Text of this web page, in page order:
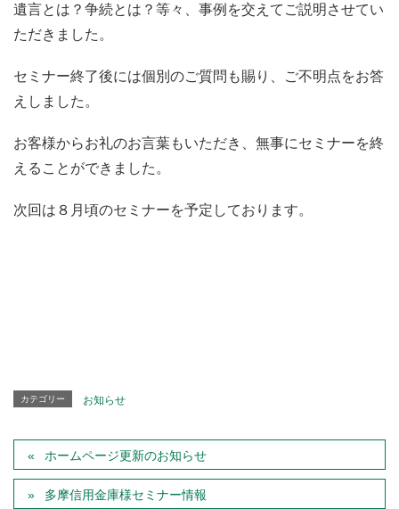
遺言とは？争続とは？等々、事例を交えてご説明させてい
ただきました。
セミナー終了後には個別のご質問も賜り、ご不明点をお答
えしました。
お客様からお礼のお言葉もいただき、無事にセミナーを終
えることができました。
次回は８月頃のセミナーを予定しております。
カテゴリー お知らせ
ホームページ更新のお知らせ
多摩信用金庫様セミナー情報